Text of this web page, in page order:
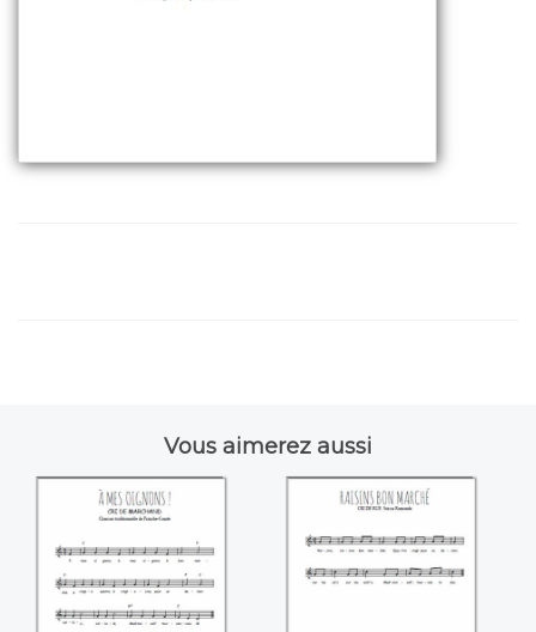
Vous aimerez aussi
À mes oignons! Raisins bon marché